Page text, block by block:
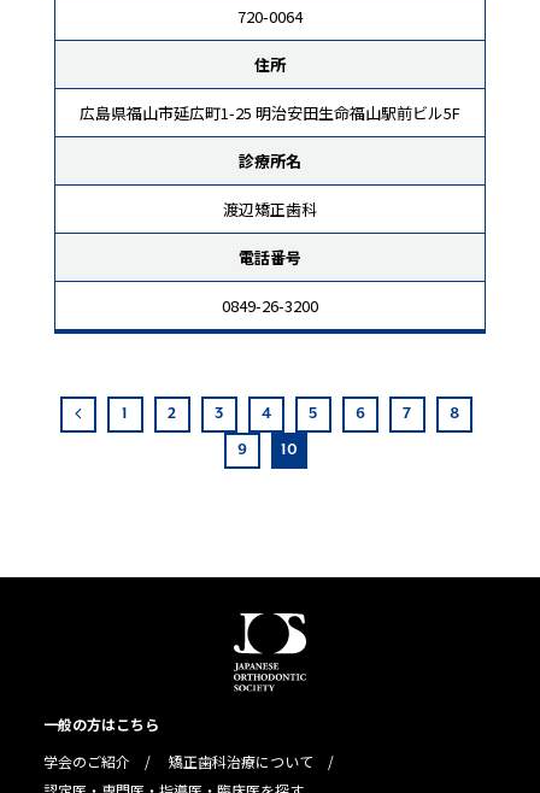
720-0064
住所
広島県福山市延広町1-25 明治安田生命福山駅前ビル5F
診療所名
渡辺矯正歯科
電話番号
0849-26-3200
1 2 3 4 5 6 7
8
9
10
一般の方はこちら
学会のご紹介
矯正歯科治療について